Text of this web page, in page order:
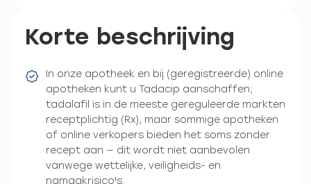
Korte beschrijving
In onze apotheek en bij (geregistreerde) online
apotheken kunt u Tadacip aanschaffen;
tadalafil is in de meeste gereguleerde markten
receptplichtig (Rx), maar sommige apotheken
of online verkopers bieden het soms zonder
recept aan — dit wordt niet aanbevolen
vanwege wettelijke, veiligheids- en
namaakrisico's.